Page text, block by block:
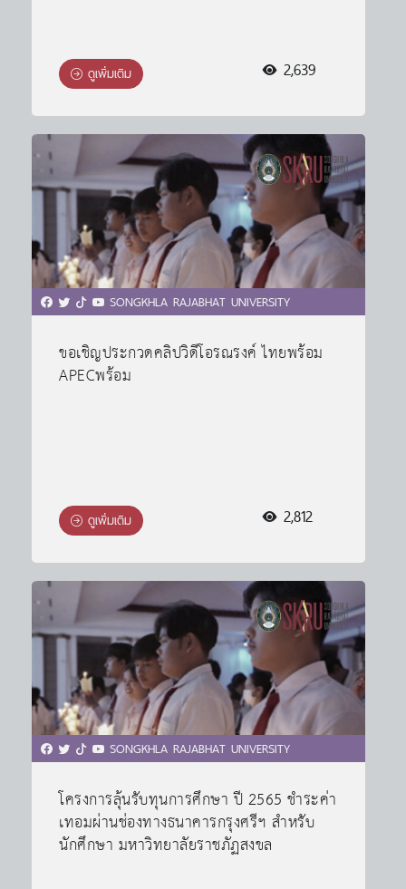
ดูเพิ่มเติม 2,639
SONGKHLA RAJABHAT UNIVERSITY
ขอเชิญประกวดคลิปวิดีโอรณรงค์ ไทยพร้อม
APECพร้อม
ดูเพิ่มเติม 2,812
SONGKHLA RAJABHAT UNIVERSITY
โครงการลุ้นรับทุนการศึกษา ปี 2565 ชำระค่า
เทอมผ่านช่องทางธนาคารกรุงศรีฯ สำหรับ
นักศึกษา มหาวิทยาลัยราชภัฏสงขล